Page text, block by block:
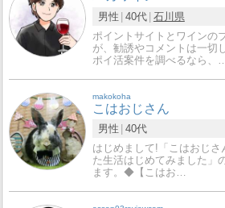
男性 40代 石川県
ポイントサイトとワインの
が、勧誘やコメントは一切
ポイ活案件を調べるなら、…
makokoha
こはおじさん
男性 40代
はじめまして!「こはおじ
た生活はじめてみました」
ます。◆【こはお…